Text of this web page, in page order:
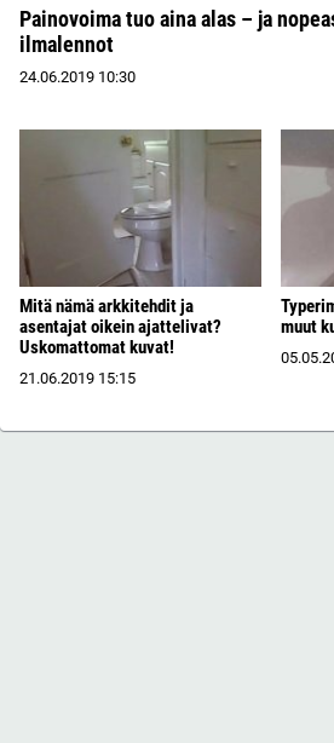
Painovoima tuo aina alas – ja
ilmalennot
24.06.2019 10:30
Mitä nämä arkkitehdit ja
asentajat oikein ajattelivat?
Uskomattomat kuvat!
21.06.2019 15:15
muut